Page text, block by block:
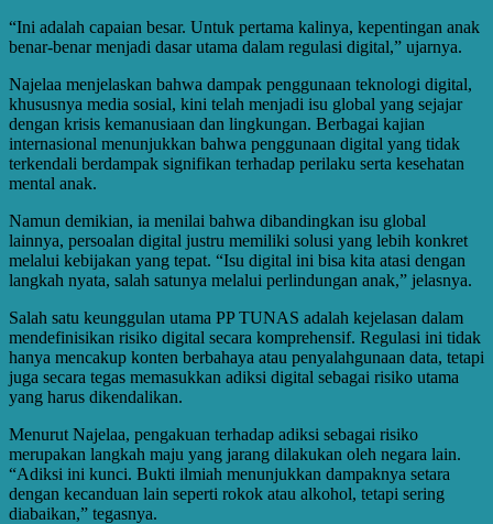
“Ini adalah capaian besar. Untuk pertama kalinya, kepentingan anak
benar-benar menjadi dasar utama dalam regulasi digital,” ujarnya.
Najelaa menjelaskan bahwa dampak penggunaan teknologi digital,
khususnya media sosial, kini telah menjadi isu global yang sejajar
dengan krisis kemanusiaan dan lingkungan. Berbagai kajian
internasional menunjukkan bahwa penggunaan digital yang tidak
terkendali berdampak signifikan terhadap perilaku serta kesehatan
mental anak.
Namun demikian, ia menilai bahwa dibandingkan isu global
lainnya, persoalan digital justru memiliki solusi yang lebih konkret
melalui kebijakan yang tepat. “Isu digital ini bisa kita atasi dengan
langkah nyata, salah satunya melalui perlindungan anak,” jelasnya.
Salah satu keunggulan utama PP TUNAS adalah kejelasan dalam
mendefinisikan risiko digital secara komprehensif. Regulasi ini tidak
hanya mencakup konten berbahaya atau penyalahgunaan data, tetapi
juga secara tegas memasukkan adiksi digital sebagai risiko utama
yang harus dikendalikan.
Menurut Najelaa, pengakuan terhadap adiksi sebagai risiko
merupakan langkah maju yang jarang dilakukan oleh negara lain.
“Adiksi ini kunci. Bukti ilmiah menunjukkan dampaknya setara
dengan kecanduan lain seperti rokok atau alkohol, tetapi sering
diabaikan,” tegasnya.